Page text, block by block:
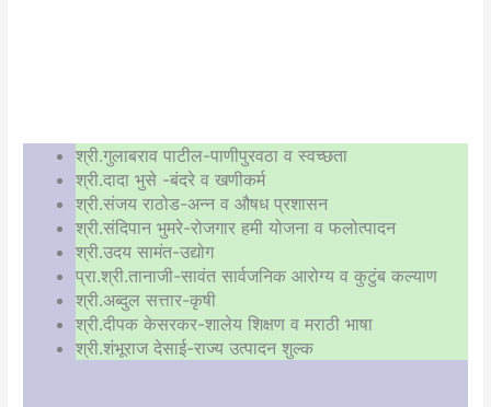
श्री.गुलाबराव पाटील-पाणीपुरवठा व स्वच्छता
श्री.दादा भुसे -बंदरे व खणीकर्म
श्री.संजय राठोड-अन्न व औषध प्रशासन
श्री.संदिपान भुमरे-रोजगार हमी योजना व फलोत्पादन
श्री.उदय सामंत-उद्योग
प्रा.श्री.तानाजी-सावंत सार्वजनिक आरोग्य व कुटुंब कल्याण
श्री.अब्दुल सत्तार-कृषी
श्री.दीपक केसरकर-शालेय शिक्षण व मराठी भाषा
श्री.शंभूराज देसाई-राज्य उत्पादन शुल्क